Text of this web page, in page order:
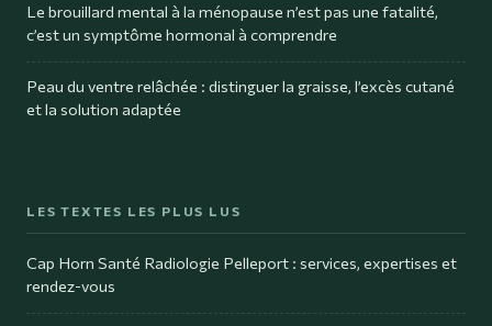
Le brouillard mental à la ménopause n’est pas une fatalité,
c’est un symptôme hormonal à comprendre
Peau du ventre relâchée : distinguer la graisse, l’excès cutané
et la solution adaptée
LES TEXTES LES PLUS LUS
Cap Horn Santé Radiologie Pelleport : services, expertises et
rendez-vous